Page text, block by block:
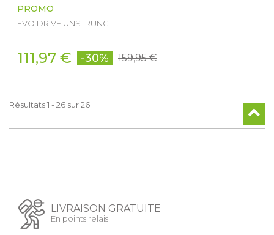
PROMO
EVO DRIVE UNSTRUNG
111,97 € -30% 159,95 €
Résultats 1 - 26 sur 26.
LIVRAISON GRATUITE
En points relais